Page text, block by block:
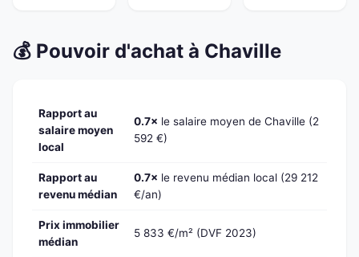
💰 Pouvoir d'achat à Chaville
Rapport au
salaire moyen
local
0.7× le salaire moyen de Chaville (2
592 €)
Rapport au
revenu médian
0.7× le revenu médian local (29 212
€/an)
Prix immobilier
médian
5 833 €/m² (DVF 2023)